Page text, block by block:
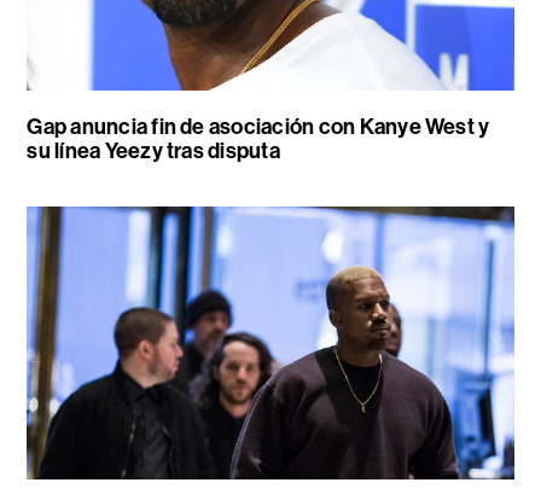
Gap anuncia fin de asociación con Kanye West y
su línea Yeezy tras disputa